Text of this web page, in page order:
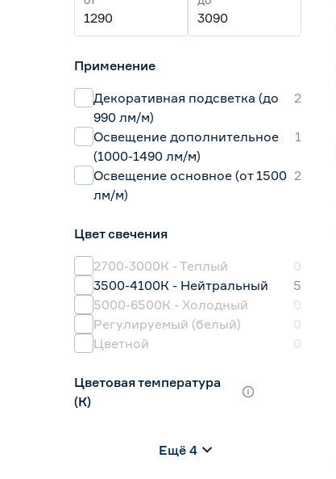
Применение
Декоративная подсветка (до
990 лм/м)
2
Освещение дополнительное
(1000-1490 лм/м)
1
Освещение основное (от 1500
лм/м)
2
Цвет свечения
2700-3000К - Теплый
0
3500-4100К - Нейтральный
5
5000-6500К - Холодный
0
Регулируемый (белый)
0
Цветной
0
Цветовая температура
(К)
2700-3000 (теплый)
Ещё 4